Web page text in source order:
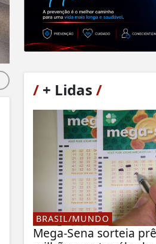
/+ Lidas /
BRASIL/MUNDO
Mega-Sena sorteia